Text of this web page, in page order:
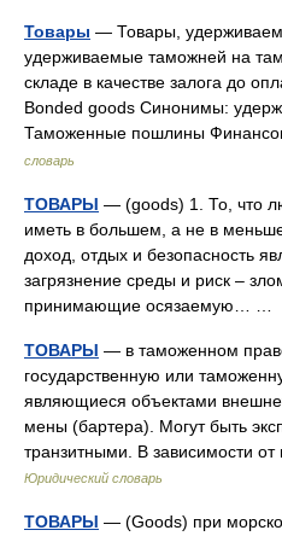
Товары — Товары,
удерживаемые таможней на
складе в качестве залога до
Bonded goods Синонимы:
Таможенные пошлины
словарь
ТОВАРЫ — (goods) 1. То, что
иметь в большем, а не в
доход, отдых и безопасность
загрязнение среды и риск –
принимающие осязаемую… …
ТОВАРЫ — в таможенном
государственную или
являющиеся объектами
мены (бартера). Могут быть
транзитными. В зависимости
Юридический словарь
ТОВАРЫ — (Goods) при